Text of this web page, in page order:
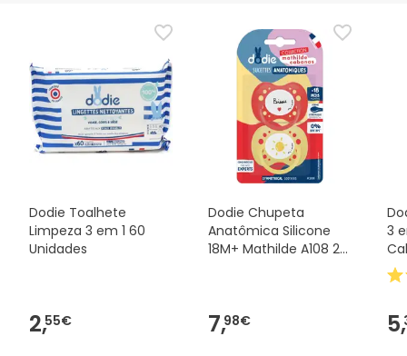
Dodie Toalhete
Limpeza 3 em 1 60
Unidades
2,55€
Dodie Chupeta
Anatômica Silicone
18M+ Mathilde A108 2
7,98€
3
5,